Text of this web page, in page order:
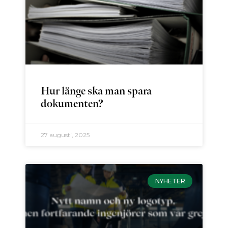
Hur länge ska man spara
dokumenten?
27 augusti, 2025
NYHETER